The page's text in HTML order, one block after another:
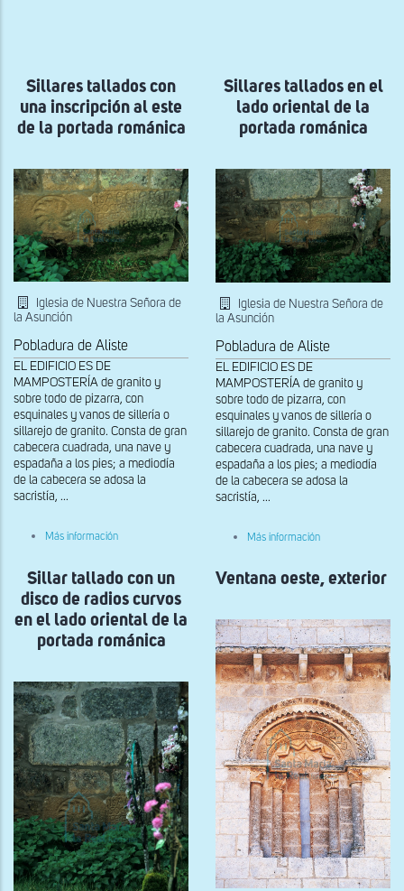
navegación
Sillares tallados con
una inscripción al este
de la portada románica
Iglesia de Nuestra Señora de
la Asunción
Pobladura de Aliste
EL EDIFICIO ES DE
MAMPOSTERÍA de granito y
sobre todo de pizarra, con
esquinales y vanos de sillería o
sillarejo de granito. Consta de gran
cabecera cuadrada, una nave y
espadaña a los pies; a mediodía
de la cabecera se adosa la
sacristía, ...
Más información
con
inscripción
al
este
de
románica
Sillares tallados en el
lado oriental de la
portada románica
Iglesia de Nuestra Señora de
la Asunción
Pobladura de Aliste
EL EDIFICIO ES DE
MAMPOSTERÍA de granito y
sobre todo de pizarra, con
esquinales y vanos de sillería o
sillarejo de granito. Consta de gran
cabecera cuadrada, una nave y
espadaña a los pies; a mediodía
de la cabecera se adosa la
sacristía, ...
Más información
en
el
de
la
portada
románica
Sillar tallado con un
disco de radios curvos
en el lado oriental de la
portada románica
Ventana oeste, exterior